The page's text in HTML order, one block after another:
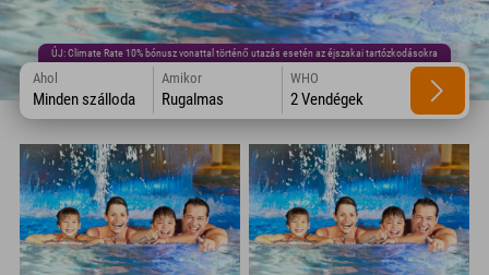
ÚJ: Climate Rate 10% bónusz vonattal történő utazás esetén az éjszakai tartózkodásokra
Ahol
Minden szálloda
Amikor
Rugalmas
WHO
2 Vendégek